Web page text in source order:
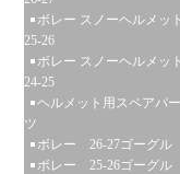
ボレー スノーヘルメット
25-26
ボレー スノーヘルメット
24-25
ヘルメット用スペアパー
ツ
ボレー 26-27ゴーグル
ボレー 25-26ゴーグル